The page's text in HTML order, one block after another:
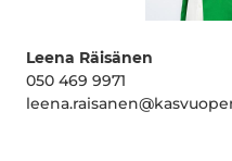
Leena Räisänen
050 469 9971